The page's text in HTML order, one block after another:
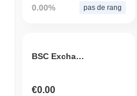
0.00% pas de rang
BSC Exchange Traded Fund
€0.00